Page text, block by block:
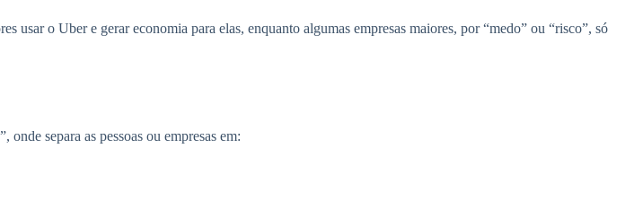
o Uber e gerar economia para elas, enquanto algumas empresas maiores, por “medo” ou “risco”, só
separa as pessoas ou empresas em: